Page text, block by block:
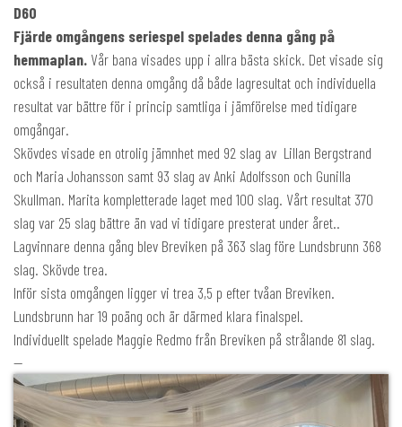
D60
Fjärde omgångens seriespel spelades denna gång på
hemmaplan. Vår bana visades upp i allra bästa skick. Det visade sig
också i resultaten denna omgång då både lagresultat och individuella
resultat var bättre för i princip samtliga i jämförelse med tidigare
omgångar.
Skövdes visade en otrolig jämnhet med 92 slag av Lillan Bergstrand
och Maria Johansson samt 93 slag av Anki Adolfsson och Gunilla
Skullman. Marita kompletterade laget med 100 slag. Vårt resultat 370
slag var 25 slag bättre än vad vi tidigare presterat under året..
Lagvinnare denna gång blev Breviken på 363 slag före Lundsbrunn 368
slag. Skövde trea.
Inför sista omgången ligger vi trea 3,5 p efter tvåan Breviken.
Lundsbrunn har 19 poäng och är därmed klara finalspel.
Individuellt spelade Maggie Redmo från Breviken på strålande 81 slag.
--